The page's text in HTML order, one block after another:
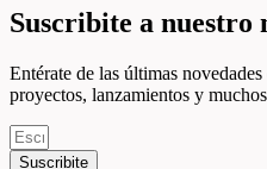
Suscribite a nuestro
Entérate de las últimas
proyectos, lanzamientos y
Suscribite